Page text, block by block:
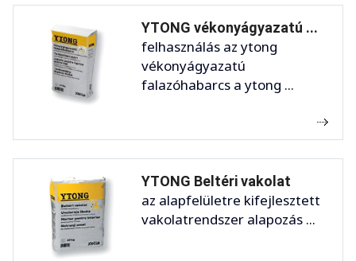
YTONG vékonyágyazatú ...
felhasználás az ytong
vékonyágyazatú
falazóhabarcs a ytong ...
YTONG Beltéri vakolat
az alapfelületre kifejlesztett
vakolatrendszer alapozás ...